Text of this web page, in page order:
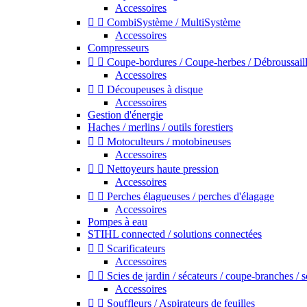
Accessoires
  CombiSystème / MultiSystème
Accessoires
Compresseurs
  Coupe-bordures / Coupe-herbes /
Accessoires
  Découpeuses à disque
Accessoires
Gestion d'énergie
Haches / merlins / outils forestiers
  Motoculteurs / motobineuses
Accessoires
  Nettoyeurs haute pression
Accessoires
  Perches élagueuses / perches d'élagage
Accessoires
Pompes à eau
STIHL connected / solutions connectées
  Scarificateurs
Accessoires
  Scies de jardin / sécateurs / coupe-branches /
Accessoires
  Souffleurs / Aspirateurs de feuilles